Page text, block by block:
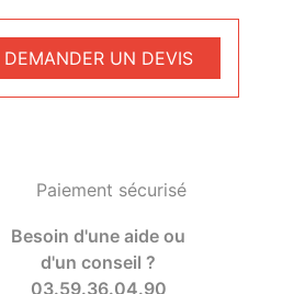
DEMANDER UN DEVIS
Paiement sécurisé
Besoin d'une aide ou
d'un conseil ?
03.59.36.04.90